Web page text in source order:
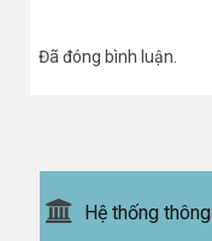
Đã đóng bình luận.
Hệ thống